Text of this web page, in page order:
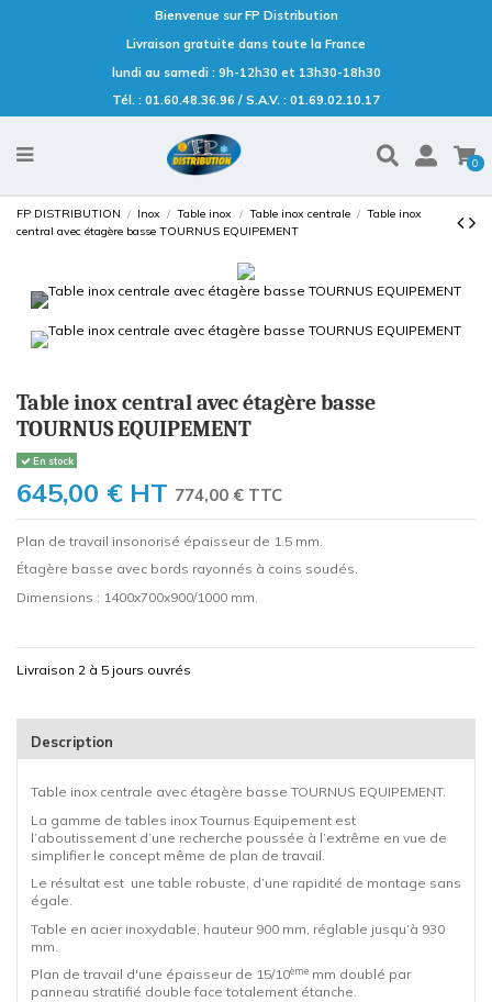
Bienvenue sur FP Distribution
Livraison gratuite dans toute la France
lundi au samedi : 9h-12h30 et 13h30-18h30
Tél. : 01.60.48.36.96 / S.A.V. : 01.69.02.10.17
0
FP DISTRIBUTION Inox Table inox Table inox centrale
Table inox
central avec étagère basse TOURNUS EQUIPEMENT
Table inox central avec étagère basse
TOURNUS EQUIPEMENT
En stock
645,00 € HT 774,00 € TTC
Plan de travail insonorisé épaisseur de 1.5 mm.
Étagère basse avec bords rayonnés à coins soudés.
Dimensions : 1400x700x900/1000 mm.
Livraison 2 à 5 jours ouvrés
Description
Table inox centrale avec étagère basse TOURNUS EQUIPEMENT.
La gamme de tables inox Tournus Equipement est
l’aboutissement d’une recherche poussée à l’extrême en vue de
simplifier le concept même de plan de travail.
Le résultat est une table robuste, d’une rapidité de montage sans
égale.
Table en acier inoxydable, hauteur 900 mm, réglable jusqu’à 930
mm.
Plan de travail d'une épaisseur de 15/10ème mm doublé par
panneau stratifié double face totalement étanche.